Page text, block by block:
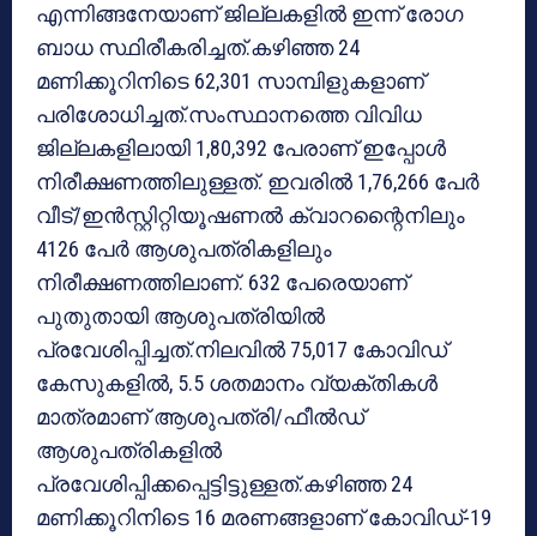
എന്നിങ്ങനേയാണ് ജില്ലകളില്‍ ഇന്ന് രോഗ
ബാധ സ്ഥിരീകരിച്ചത്.കഴിഞ്ഞ 24
മണിക്കൂറിനിടെ 62,301 സാമ്പിളുകളാണ്
പരിശോധിച്ചത്.സംസ്ഥാനത്തെ വിവിധ
ജില്ലകളിലായി 1,80,392 പേരാണ് ഇപ്പോള്‍
നിരീക്ഷണത്തിലുള്ളത്. ഇവരില്‍ 1,76,266 പേര്‍
വീട്/ഇന്‍സ്റ്റിറ്റിയൂഷണല്‍ ക്വാറന്റൈനിലും
4126 പേര്‍ ആശുപത്രികളിലും
നിരീക്ഷണത്തിലാണ്. 632 പേരെയാണ്
പുതുതായി ആശുപത്രിയില്‍
പ്രവേശിപ്പിച്ചത്.നിലവില്‍ 75,017 കോവിഡ്
കേസുകളില്‍, 5.5 ശതമാനം വ്യക്തികള്‍
മാത്രമാണ് ആശുപത്രി/ഫീല്‍ഡ്
ആശുപത്രികളില്‍
പ്രവേശിപ്പിക്കപ്പെട്ടിട്ടുള്ളത്.കഴിഞ്ഞ 24
മണിക്കൂറിനിടെ 16 മരണങ്ങളാണ് കോവിഡ്-19